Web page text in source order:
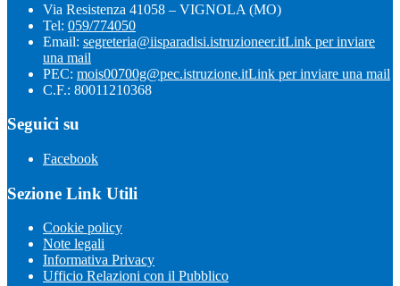
Via Resistenza 41058 – VIGNOLA (MO)
Tel: 059/774050
Email: segreteria@iisparadisi.istruzioneer.itLink per inviare
una mail
PEC: mois00700g@pec.istruzione.itLink per inviare una mail
C.F.: 80011210368
Seguici su
Facebook
Sezione Link Utili
Cookie policy
Note legali
Informativa Privacy
Ufficio Relazioni con il Pubblico